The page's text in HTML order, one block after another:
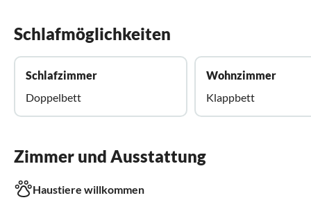
Schlafmöglichkeiten
Schlafzimmer
Doppelbett
Wohnzimmer
Klappbett
Zimmer und Ausstattung
Haustiere willkommen